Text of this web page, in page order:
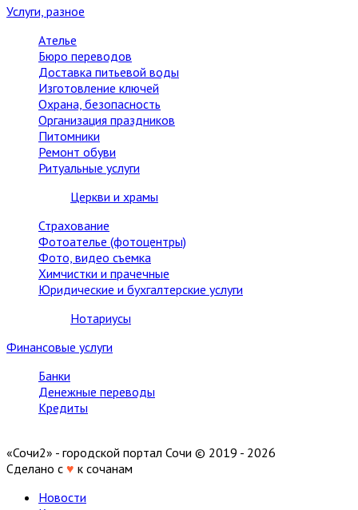
Услуги, разное
Ателье
Бюро переводов
Доставка питьевой воды
Изготовление ключей
Охрана, безопасность
Организация праздников
Питомники
Ремонт обуви
Ритуальные услуги
Церкви и храмы
Страхование
Фотоателье (фотоцентры)
Фото, видео съемка
Химчистки и прачечные
Юридические и бухгалтерские услуги
Нотариусы
Финансовые услуги
Банки
Денежные переводы
Кредиты
«Сочи2» - городской портал Сочи © 2019 - 2026
Сделано с ♥ к сочанам
Новости